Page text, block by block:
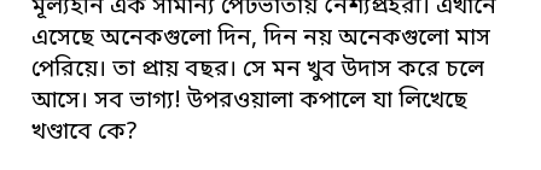
মূল্যহীন এক সামান্য পেটভাতায় নৈশ্যপ্রহরী। এখানে
এসেছে অনেকগুলো দিন, দিন নয় অনেকগুলো মাস
পেরিয়ে। তা প্রায় বছর। সে মন খুব উদাস করে চলে
আসে। সব ভাগ্য! উপরওয়ালা কপালে যা লিখেছে
খণ্ডাবে কে?